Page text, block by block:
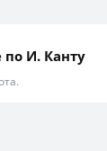
И. Канту